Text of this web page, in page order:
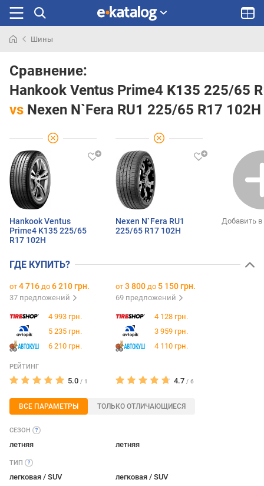
раньше
Шины
Сравнение:
Hankook Ventus Prime4 K135 225/65
vs Nexen N`Fera RU1 225/65 R17 102H
Hankook Ventus
Prime4 K135 225/65
R17 102H
Nexen N`Fera RU1
225/65 R17 102H
Добавить
ГДЕ КУПИТЬ?
от 4 716 до 6 210 грн.
37 предложений
от 3 800 до 5 150 грн.
69 предложений
4 993 грн.
5 235 грн.
6 210 грн.
4 128 грн.
3 959 грн.
4 110 грн.
РЕЙТИНГ
5.0 / 1 4.7 / 6
ВСЕ ПАРАМЕТРЫ ТОЛЬКО ОТЛИЧАЮЩИЕСЯ
СЕЗОН
летняя летняя
ТИП
легковая / SUV легковая / SUV